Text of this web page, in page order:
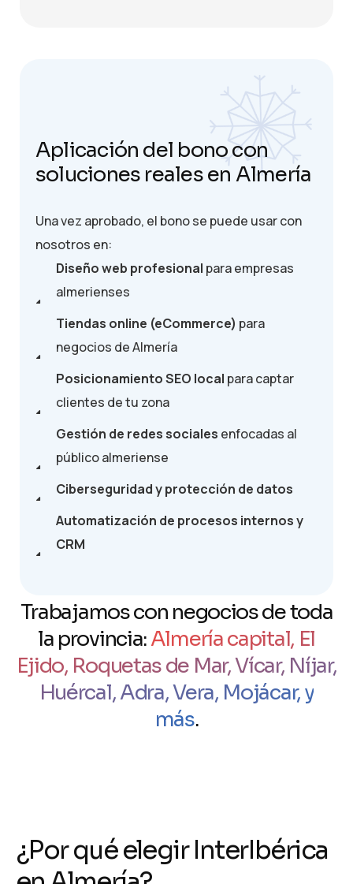
Aplicación del bono con
soluciones reales en Almería
Una vez aprobado, el bono se puede usar con
nosotros en:
Diseño web profesional para empresas
almerienses
Tiendas online (eCommerce) para
negocios de Almería
Posicionamiento SEO local para captar
clientes de tu zona
Gestión de redes sociales enfocadas al
público almeriense
Ciberseguridad y protección de datos
Automatización de procesos internos y
CRM
Trabajamos con negocios de toda
la provincia:Almería capital, El
Ejido, Roquetas de Mar, Vícar, Níjar,
Huércal, Adra, Vera, Mojácar, y
más.
¿Porquéelegir InterIbérica